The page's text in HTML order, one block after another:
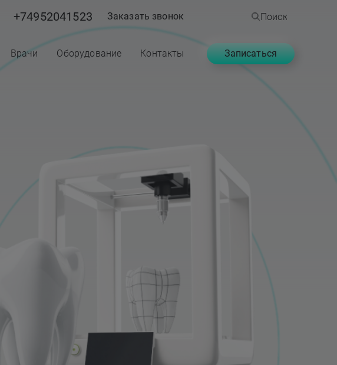
+74952041523 Заказать звонок Поиск
Врачи Оборудование Контакты Записаться